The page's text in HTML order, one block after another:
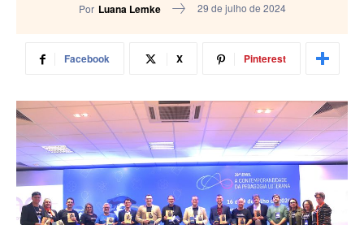
Por Luana Lemke 29 de julho de 2024
Facebook X Pinterest